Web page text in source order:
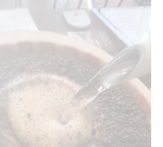
ーヒー摂取の工夫
フェ文化と健康的コーヒー習慣
きるコーヒーの飲み方アドバイス
調を両立させる工夫の紹介
のコーヒー生活のヒント
コーヒーとの賢い付き合い方
に敏感な人への助言
敏感な人が避けたい飲み方